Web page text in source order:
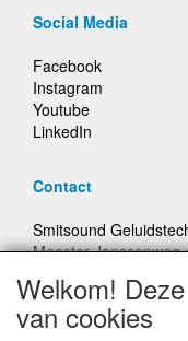
Social Media
Facebook
Instagram
Youtube
LinkedIn
Contact
Smitsound
Meester Janssenweg
E-mail:
Telefoon: +31-(0)6-
Welkom!
van cookies